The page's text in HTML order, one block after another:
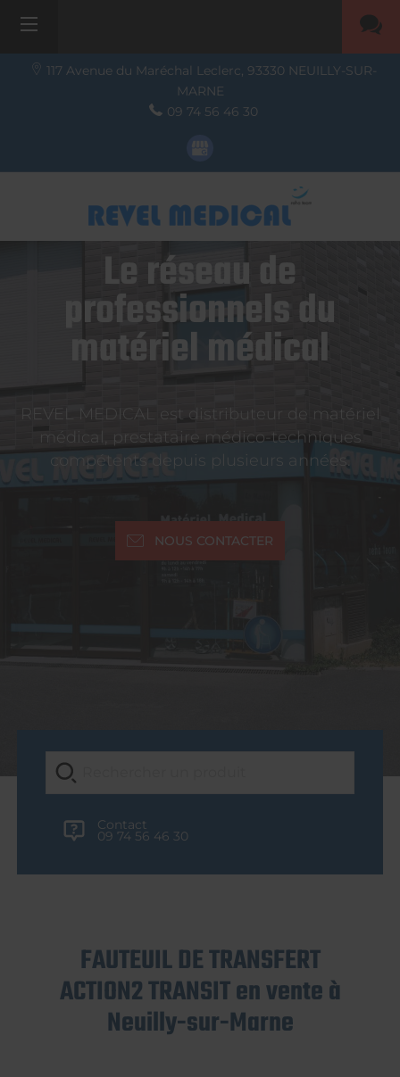
117 Avenue du Maréchal Leclerc, 93330 NEUILLY-SUR-
MARNE
09 74 56 46 30
Le réseau de
professionnels du
matériel médical
REVEL MEDICAL est distributeur de matériel
médical, prestataire médico-techniques
compétents depuis plusieurs années.
NOUS CONTACTER
Contact
09 74 56 46 30
FAUTEUIL DE TRANSFERT
ACTION2 TRANSIT en vente à
Neuilly-sur-Marne